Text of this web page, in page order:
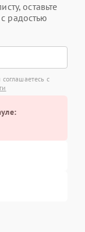
оставьте
радостью
с